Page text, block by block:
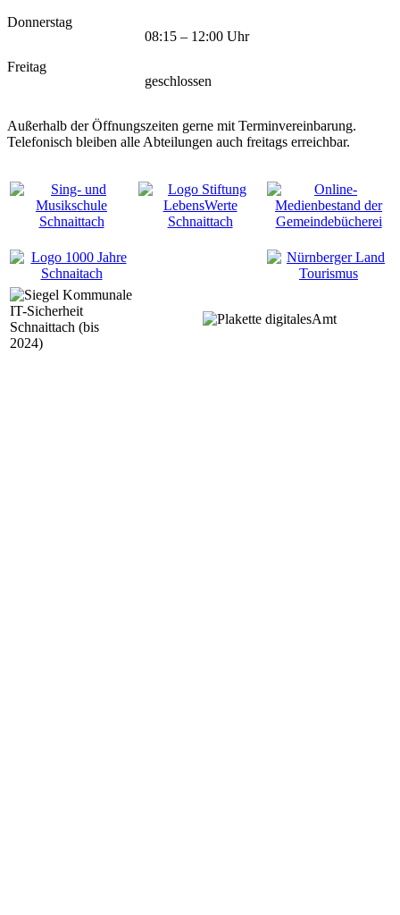
Donnerstag
08:15 – 12:00 Uhr
Freitag
geschlossen
Außerhalb der Öffnungszeiten gerne mit Terminvereinbarung.
Telefonisch bleiben alle Abteilungen auch freitags erreichbar.